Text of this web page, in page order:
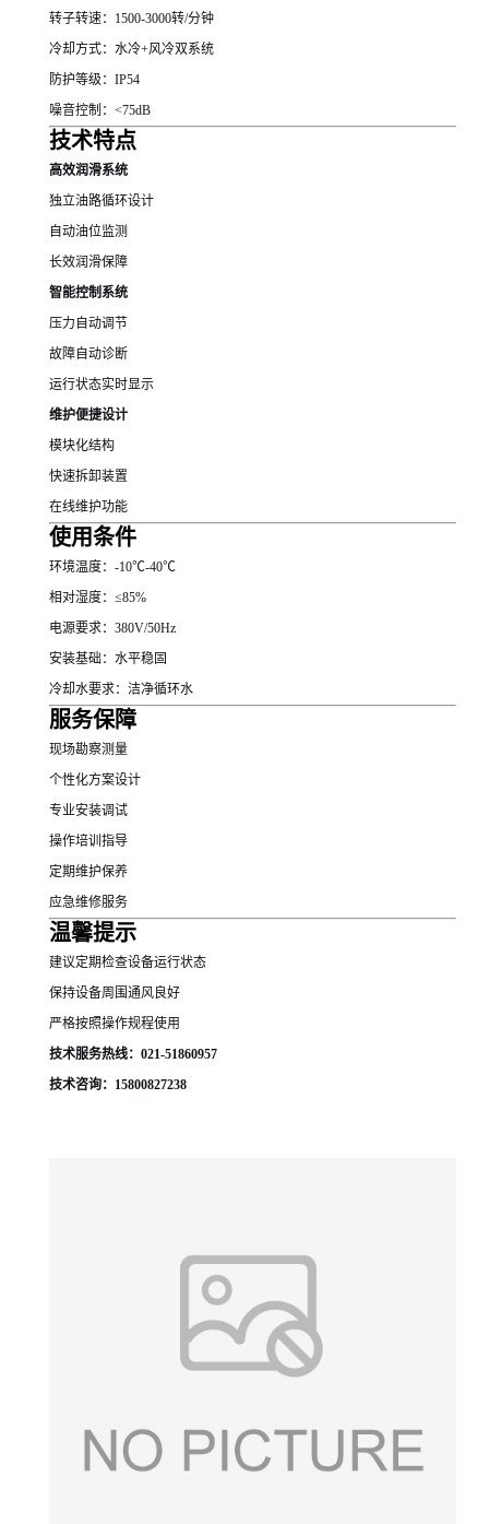
转子转速：1500-3000转/分钟
冷却方式：水冷+风冷双系统
防护等级：IP54
噪音控制：<75dB
技术特点
高效润滑系统
独立油路循环设计
自动油位监测
长效润滑保障
智能控制系统
压力自动调节
故障自动诊断
运行状态实时显示
维护便捷设计
模块化结构
快速拆卸装置
在线维护功能
使用条件
环境温度：-10℃-40℃
相对湿度：≤85%
电源要求：380V/50Hz
安装基础：水平稳固
冷却水要求：洁净循环水
服务保障
现场勘察测量
个性化方案设计
专业安装调试
操作培训指导
定期维护保养
应急维修服务
温馨提示
建议定期检查设备运行状态
保持设备周围通风良好
严格按照操作规程使用
技术服务热线：021-51860957
技术咨询：15800827238